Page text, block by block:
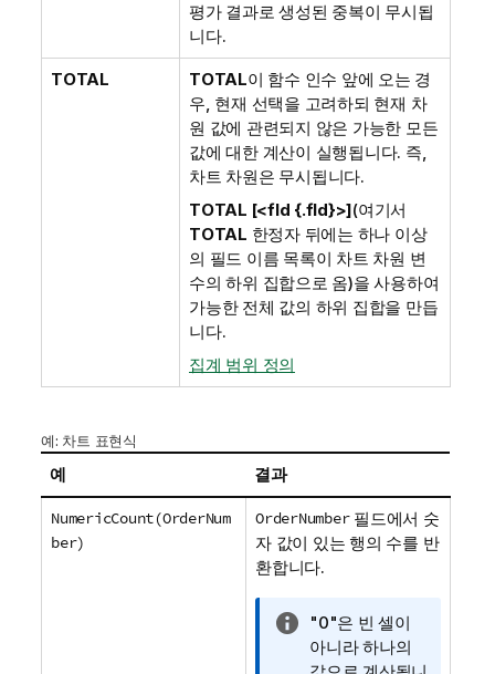
평가 결과로 생성된 중복이 무시됩
니다.
TOTAL TOTAL이 함수 인수 앞에 오는 경
우, 현재 선택을 고려하되 현재 차
원 값에 관련되지 않은 가능한 모든
값에 대한 계산이 실행됩니다. 즉,
차트 차원은 무시됩니다.
TOTAL [<fld {.fld}>](여기서
TOTAL 한정자 뒤에는 하나 이상
의 필드 이름 목록이 차트 차원 변
수의 하위 집합으로 옴)을 사용하여
가능한 전체 값의 하위 집합을 만듭
니다.
집계 범위 정의
예: 차트 표현식
예 결과
NumericCount(OrderNum
ber)
OrderNumber필드에서 숫
자 값이 있는 행의 수를 반
환합니다.
정
보
"0"은 빈 셀이
아니라 하나의